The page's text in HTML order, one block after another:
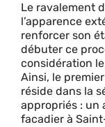
Le ravalement
l’apparence
renforcer son
débuter ce
considération
Ainsi, le
réside dans la
appropriés : un
facadier à